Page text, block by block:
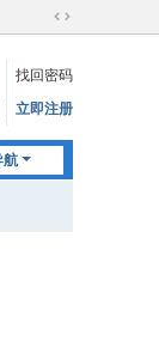
切
到
宽
找回密码
立即注册
航